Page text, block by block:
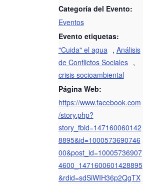
Categoría del Evento:
Eventos
Evento etiquetas:
"Cuida" el agua , Análisis
de Conflictos Sociales ,
crisis socioambiental
Página Web:
https://www.facebook.com
/story.php?
story_fbid=147160060142
8895&id=1000573690746
00&post_id=10005736907
4600_1471600601428895
&rdid=sdSiWIH36p2QgTX